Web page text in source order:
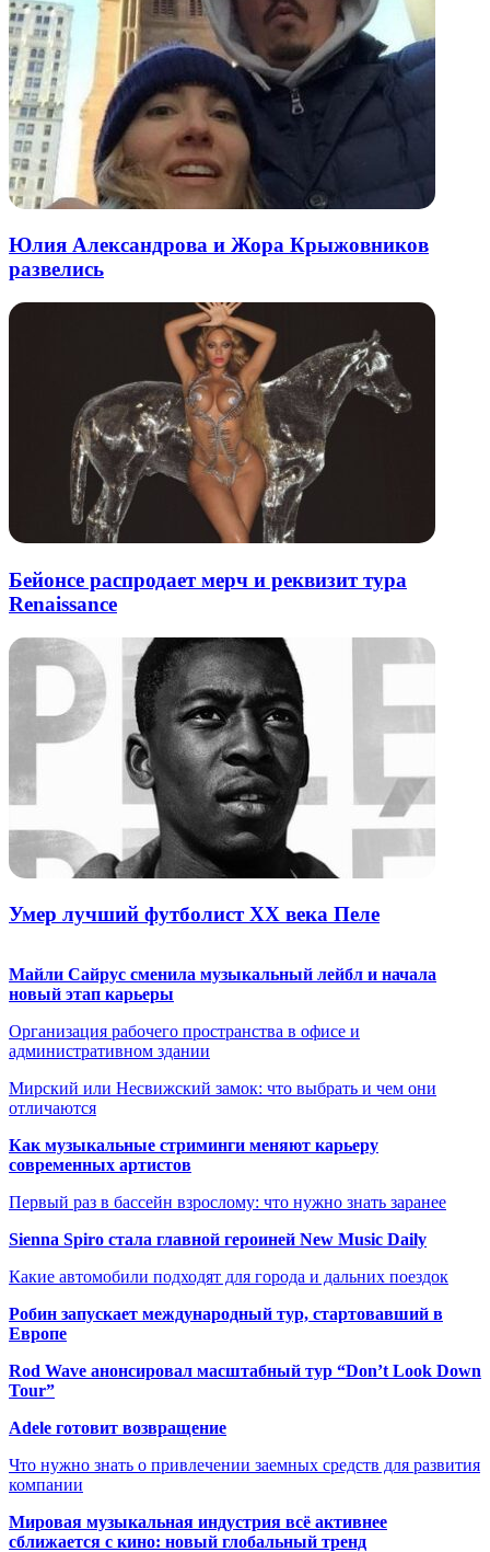
Юлия Александрова и Жора Крыжовников
развелись
Бейонсе распродает мерч и реквизит тура
Renaissance
Умер лучший футболист XX века Пеле
Майли Сайрус сменила музыкальный лейбл и начала
новый этап карьеры
Организация рабочего пространства в офисе и
административном здании
Мирский или Несвижский замок: что выбрать и чем они
отличаются
Как музыкальные стриминги меняют карьеру
современных артистов
Первый раз в бассейн взрослому: что нужно знать заранее
Sienna Spiro стала главной героиней New Music Daily
Какие автомобили подходят для города и дальних поездок
Робин запускает международный тур, стартовавший в
Европе
Rod Wave анонсировал масштабный тур “Don’t Look Down
Tour”
Adele готовит возвращение
Что нужно знать о привлечении заемных средств для развития
компании
Мировая музыкальная индустрия всё активнее
сближается с кино: новый глобальный тренд